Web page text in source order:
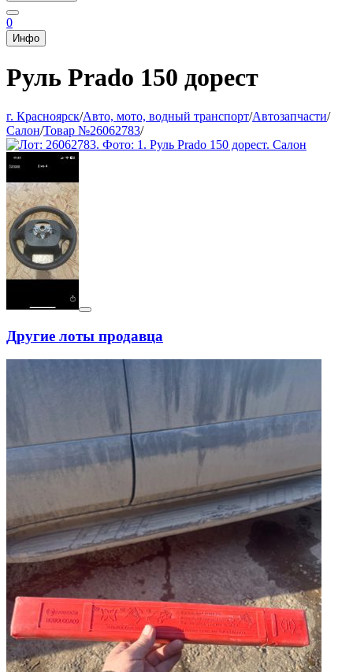
0
Инфо
Руль Prado 150 дорест
г. Красноярск/Авто, мото, водный транспорт/Автозапчасти/
Салон/Товар №26062783/
Другие лоты продавца